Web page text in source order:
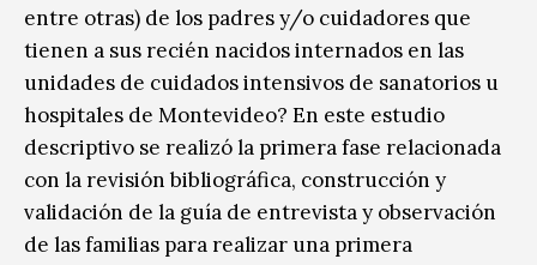
entre otras) de los padres y/o cuidadores que
tienen a sus recién nacidos internados en las
unidades de cuidados intensivos de sanatorios u
hospitales de Montevideo? En este estudio
descriptivo se realizó la primera fase relacionada
con la revisión bibliográfica, construcción y
validación de la guía de entrevista y observación
de las familias para realizar una primera